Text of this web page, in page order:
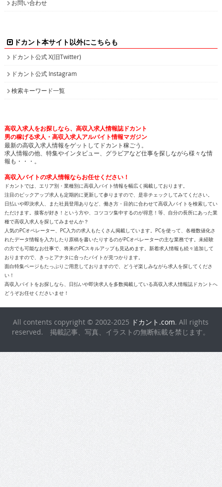
男の稼げる求人・高収入求人アルバイト情報マガジン
最新の高収入求人情報をゲットしてドカント稼ごう。
求人情報の他、特集やインタビュー、グラビアなど仕事を探しながら様々な情
報も・・・。
高収入バイトの求人情報ならお任せください！
ドカントでは、エリア別・業種別に高収入バイト情報を幅広く掲載しております。
注目のピックアップ求人も定期的に更新して参りますので、是非チェックしてみてください。
人気のPCオペレーター、PC入力の求人もたくさん掲載しています。PCを使って、各種数値化さ
れたデータ情報を入力したり原稿を書いたりするのがPCオペレーターの主な業務です。未経験
の方でも可能なお仕事で、将来のPCスキルアップも見込めます。新着求人情報も続々追加して
おりますので、きっとアナタに合ったバイトが見つかります。
い！
高収入バイトをお探しなら、日払いや即決求人を多数掲載している高収入求人情報誌ドカントへ
どうぞお任せくださいませ！
All contents copyright © 2002-2025
reserved. 掲載記事、写真、イラストの無断転載を禁じます。